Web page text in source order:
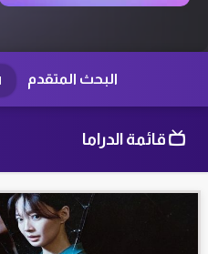
البحث المتقدم
قائمة الدراما